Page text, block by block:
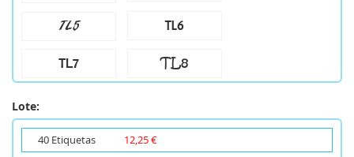
TL5 TL6
TL7 TL8
Lote:
40 Etiquetas 12,25 €